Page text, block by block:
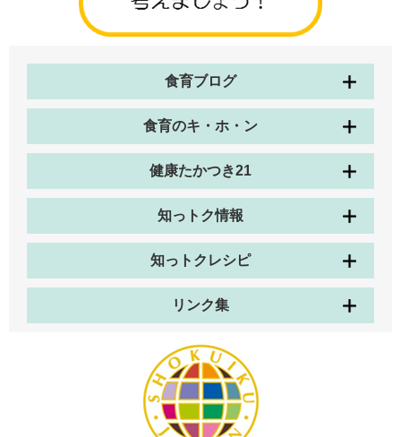
食育ブログ
食育のキ・ホ・ン
健康たかつき21
知っトク情報
知っトクレシピ
リンク集